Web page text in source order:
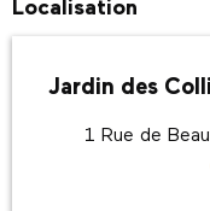
Localisation
Jardin des
1 Rue de